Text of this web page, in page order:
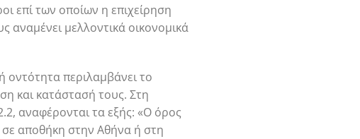
επί των οποίων η επιχείρηση
αναμένει μελλοντικά οικονομικά
οντότητα περιλαμβάνει το
και κατάστασή τους. Στη
αναφέρονται τα εξής: «Ο όρος
σε αποθήκη στην Αθήνα ή στη